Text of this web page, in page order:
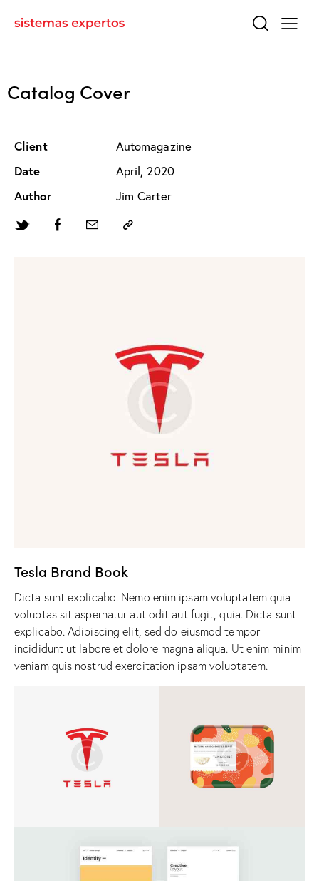
Catalog Cover
Tesla Brand Book
Dicta sunt explicabo. Nemo enim ipsam voluptatem quia
voluptas sit aspernatur aut odit aut fugit, quia. Dicta sunt
explicabo. Adipiscing elit, sed do eiusmod tempor
incididunt ut labore et dolore magna aliqua. Ut enim minim
veniam quis nostrud exercitation ipsam voluptatem.
Client
Automagazine
Date
April, 2020
Author
Jim Carter